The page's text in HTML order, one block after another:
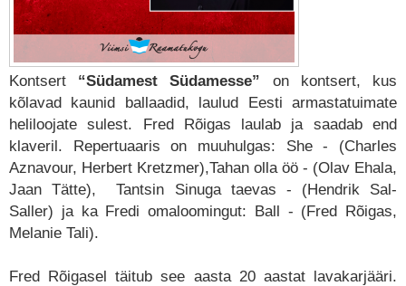
Kontsert “Südamest Südamesse” on kontsert, kus
kõlavad kaunid ballaadid, laulud Eesti armastatuimate
heliloojate sulest. Fred Rõigas laulab ja saadab end
klaveril. Repertuaaris on muuhulgas: She - (Charles
Aznavour, Herbert Kretzmer),Tahan olla öö - (Olav Ehala,
Jaan Tätte), Tantsin Sinuga taevas - (Hendrik Sal-
Saller) ja ka Fredi omaloomingut: Ball - (Fred Rõigas,
Melanie Tali).
Fred Rõigasel täitub see aasta 20 aastat lavakarjääri.